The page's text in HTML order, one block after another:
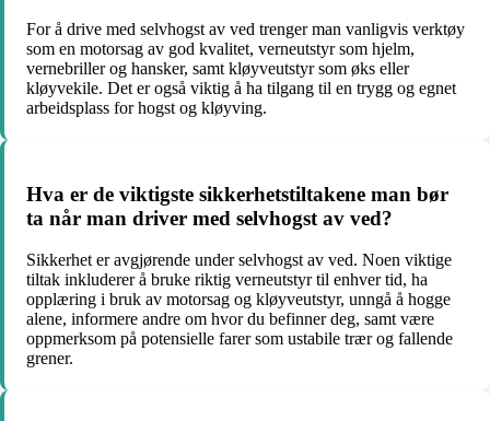
For å drive med selvhogst av ved trenger man vanligvis verktøy
som en motorsag av god kvalitet, verneutstyr som hjelm,
vernebriller og hansker, samt kløyveutstyr som øks eller
kløyvekile. Det er også viktig å ha tilgang til en trygg og egnet
arbeidsplass for hogst og kløyving.
Hva er de viktigste sikkerhetstiltakene man bør
ta når man driver med selvhogst av ved?
Sikkerhet er avgjørende under selvhogst av ved. Noen viktige
tiltak inkluderer å bruke riktig verneutstyr til enhver tid, ha
opplæring i bruk av motorsag og kløyveutstyr, unngå å hogge
alene, informere andre om hvor du befinner deg, samt være
oppmerksom på potensielle farer som ustabile trær og fallende
grener.